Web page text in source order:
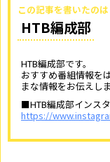
この記事を書いたのは
HTB編成部
HTB編成部です。
おすすめ番組情報を
まな情報をお伝えしま
■HTB編成部インス
https://